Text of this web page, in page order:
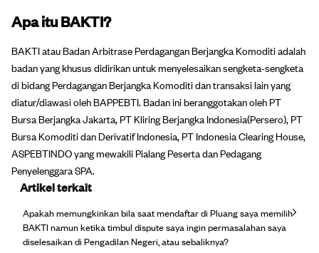
Artikel FAQ
Apa itu BAKTI?
BAKTI atau Badan Arbitrase Perdagangan Berjangka Komoditi adalah
badan yang khusus didirikan untuk menyelesaikan sengketa-sengketa
di bidang Perdagangan Berjangka Komoditi dan transaksi lain yang
diatur/diawasi oleh BAPPEBTI. Badan ini beranggotakan oleh PT
Bursa Berjangka Jakarta, PT Kliring Berjangka Indonesia(Persero), PT
Bursa Komoditi dan Derivatif Indonesia, PT Indonesia Clearing House,
ASPEBTINDO yang mewakili Pialang Peserta dan Pedagang
Penyelenggara SPA.
Artikel terkait
Apakah memungkinkan bila saat mendaftar di Pluang saya memilih
BAKTI namun ketika timbul dispute saya ingin permasalahan saya
diselesaikan di Pengadilan Negeri, atau sebaliknya?